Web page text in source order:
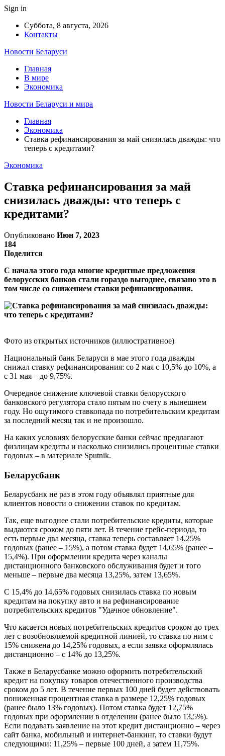
Sign in
Суббота, 8 августа, 2026
Контакты
Новости Беларуси
Главная
В мире
Экономика
Новости Беларуси и мира
Главная
Экономика
Ставка рефинансирования за май снизилась дважды: что
теперь с кредитами?
Экономика
Ставка рефинансирования за май
снизилась дважды: что теперь с
кредитами?
Опубликовано Июн 7, 2023
184
Поделится
С начала этого года многие кредитные предложения
белорусских банков стали гораздо выгоднее, связано это в
том числе со снижением ставки рефинансирования.
Фото из открытых источников (иллюстративное)
Национальный банк Беларуси в мае этого года дважды
снижал ставку рефинансирования: со 2 мая с 10,5% до 10%, а
с 31 мая – до 9,75%.
Очередное снижение ключевой ставки белорусского
банковского регулятора стало пятым по счету в нынешнем
году. Но ощутимого ставкопада по потребительским кредитам
за последний месяц так и не произошло.
На каких условиях белорусские банки сейчас предлагают
физлицам кредиты и насколько снизились процентные ставки
годовых – в материале Sputnik.
Беларусбанк
Беларусбанк не раз в этом году объявлял приятные для
клиентов новости о снижении ставок по кредитам.
Так, еще выгоднее стали потребительские кредиты, которые
выдаются сроком до пяти лет. В течение грейс-периода, то
есть первые два месяца, ставка теперь составляет 14,25%
годовых (ранее – 15%), а потом ставка будет 14,65% (ранее –
15,4%). При оформлении кредита через каналы
дистанционного банковского обслуживания будет и того
меньше – первые два месяца 13,25%, затем 13,65%.
С 15,4% до 14,65% годовых снизилась ставка по новым
кредитам на покупку авто и на рефинансирование
потребительских кредитов "Удачное обновление".
Что касается новых потребительских кредитов сроком до трех
лет с возобновляемой кредитной линией, то ставка по ним с
15% снижена до 14,25% годовых, а если заявка оформлялась
дистанционно – с 14% до 13,25%.
Также в Беларусбанке можно оформить потребительский
кредит на покупку товаров отечественного производства
сроком до 5 лет. В течение первых 100 дней будет действовать
пониженная процентная ставка в размере 12,25% годовых
(ранее было 13% годовых). Потом ставка будет 12,75%
годовых при оформлении в отделении (ранее было 13,5%).
Если подавать заявление на этот кредит дистанционно – через
сайт банка, мобильный и интернет-банкинг, то ставки будут
следующими: 11,25% – первые 100 дней, а затем 11,75%.